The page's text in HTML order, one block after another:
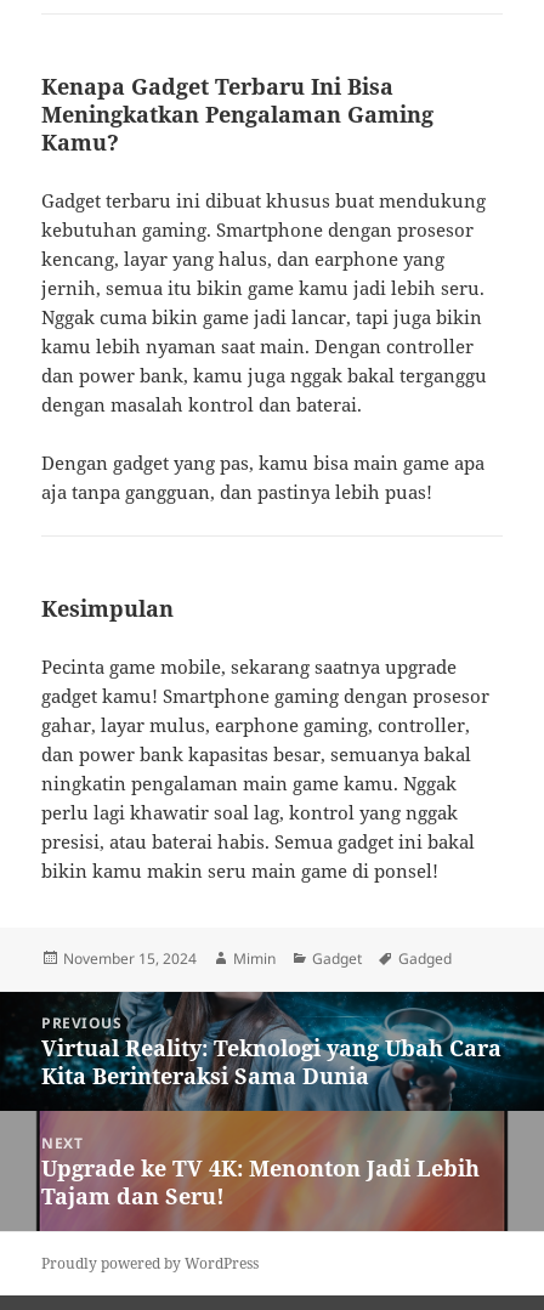
Kenapa Gadget Terbaru Ini Bisa
Meningkatkan Pengalaman Gaming
Kamu?
Gadget terbaru ini dibuat khusus buat mendukung
kebutuhan gaming. Smartphone dengan prosesor
kencang, layar yang halus, dan earphone yang
jernih, semua itu bikin game kamu jadi lebih seru.
Nggak cuma bikin game jadi lancar, tapi juga bikin
kamu lebih nyaman saat main. Dengan controller
dan power bank, kamu juga nggak bakal terganggu
dengan masalah kontrol dan baterai.
Dengan gadget yang pas, kamu bisa main game apa
aja tanpa gangguan, dan pastinya lebih puas!
Kesimpulan
Pecinta game mobile, sekarang saatnya upgrade
gadget kamu! Smartphone gaming dengan prosesor
gahar, layar mulus, earphone gaming, controller,
dan power bank kapasitas besar, semuanya bakal
ningkatin pengalaman main game kamu. Nggak
perlu lagi khawatir soal lag, kontrol yang nggak
presisi, atau baterai habis. Semua gadget ini bakal
bikin kamu makin seru main game di ponsel!
Posted
November 15, 2024 Author
Mimin Categories
Gadget Tags
Gadged
navigation
PREVIOUS
Previous
post:
Virtual Reality: Teknologi yang Ubah Cara
Kita Berinteraksi Sama Dunia
NEXT
Next
post:
Upgrade ke TV 4K: Menonton Jadi Lebih
Tajam dan Seru!
Proudly powered by WordPress